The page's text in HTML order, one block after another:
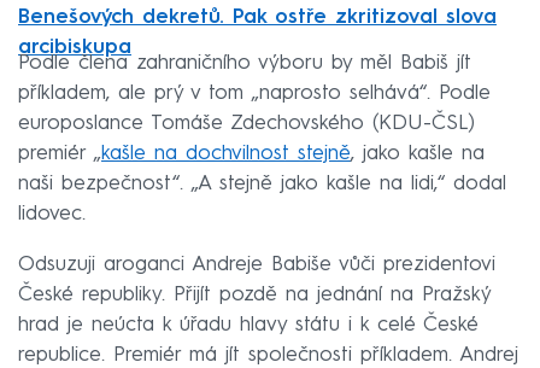
Benešových dekretů. Pak ostře zkritizoval slova
arcibiskupa
Podle člena zahraničního výboru by měl Babiš jít
příkladem, ale prý v tom „naprosto selhává“. Podle
europoslance Tomáše Zdechovského (KDU-ČSL)
premiér „kašle na dochvilnost stejně, jako kašle na
naši bezpečnost“. „A stejně jako kašle na lidi,“ dodal
lidovec.
Odsuzuji aroganci Andreje Babiše vůči prezidentovi
České republiky. Přijít pozdě na jednání na Pražský
hrad je neúcta k úřadu hlavy státu i k celé České
republice. Premiér má jít společnosti příkladem. Andrej